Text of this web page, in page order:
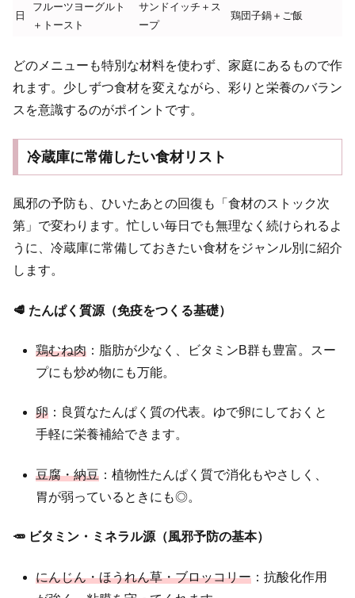
日
フルーツヨーグルト
＋トースト
サンドイッチ＋ス
ープ
鶏団子鍋＋ご飯
どのメニューも特別な材料を使わず、家庭にあるもので作
れます。少しずつ食材を変えながら、彩りと栄養のバラン
スを意識するのがポイントです。
冷蔵庫に常備したい食材リスト
風邪の予防も、ひいたあとの回復も「食材のストック次
第」で変わります。忙しい毎日でも無理なく続けられるよ
うに、冷蔵庫に常備しておきたい食材をジャンル別に紹介
します。
🥩 たんぱく質源（免疫をつくる基礎）
鶏むね肉 ：脂肪が少なく、ビタミンB群も豊富。スー
プにも炒め物にも万能。
卵 ：良質なたんぱく質の代表。ゆで卵にしておくと
手軽に栄養補給できます。
豆腐・納豆 ：植物性たんぱく質で消化もやさしく、
胃が弱っているときにも◎。
🥕 ビタミン・ミネラル源（風邪予防の基本）
にんじん・ほうれん草・ブロッコリー ：抗酸化作用